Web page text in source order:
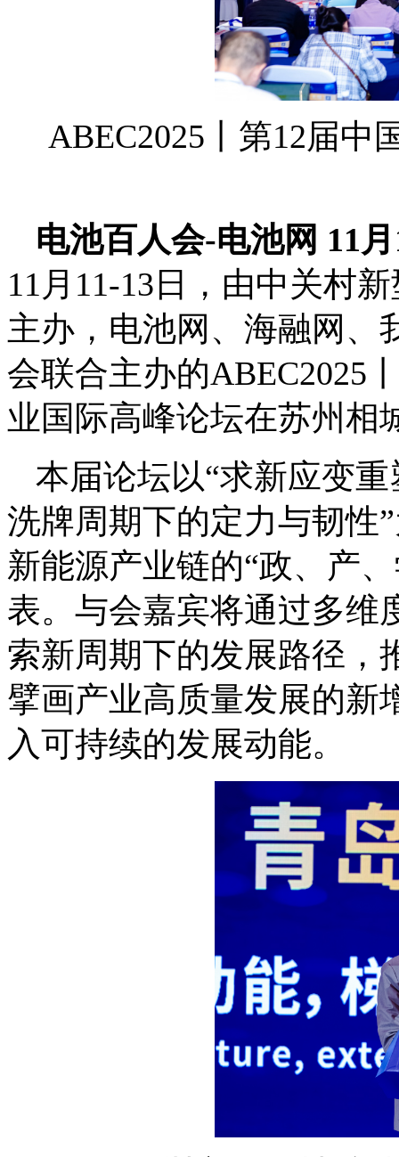
ABEC2025丨第12届中
电池百人会-电池网 11
11月11-13日，由中关村
主办，电池网、海融网、
会联合主办的ABEC2025
业国际高峰论坛在苏州相
本届论坛以“求新应变
洗牌周期下的定力与韧性
新能源产业链的“政、产
表。与会嘉宾将通过多维
索新周期下的发展路径，
擘画产业高质量发展的新
入可持续的发展动能。